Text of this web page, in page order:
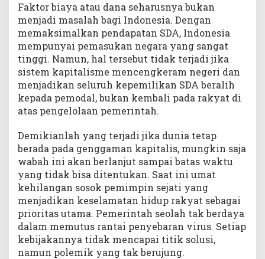
Faktor biaya atau dana seharusnya bukan
menjadi masalah bagi Indonesia. Dengan
memaksimalkan pendapatan SDA, Indonesia
mempunyai pemasukan negara yang sangat
tinggi. Namun, hal tersebut tidak terjadi jika
sistem kapitalisme mencengkeram negeri dan
menjadikan seluruh kepemilikan SDA beralih
kepada pemodal, bukan kembali pada rakyat di
atas pengelolaan pemerintah.
Demikianlah yang terjadi jika dunia tetap
berada pada genggaman kapitalis, mungkin saja
wabah ini akan berlanjut sampai batas waktu
yang tidak bisa ditentukan. Saat ini umat
kehilangan sosok pemimpin sejati yang
menjadikan keselamatan hidup rakyat sebagai
prioritas utama. Pemerintah seolah tak berdaya
dalam memutus rantai penyebaran virus. Setiap
kebijakannya tidak mencapai titik solusi,
namun polemik yang tak berujung.